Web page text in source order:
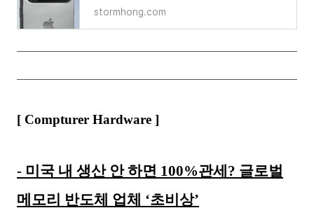
stormhong.com
[ Compturer Hardware ]
- 미국 내 생산 안 하면 100%관세? 글로벌
메모리 반도체 업체 ‘초비상’